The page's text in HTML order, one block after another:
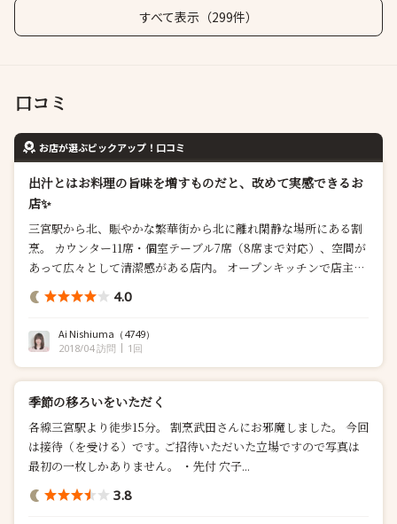
すべて表示（299件）
口コミ
お店が選ぶピックアップ！口コミ
出汁とはお料理の旨味を増すものだと、改めて実感できるお
店✨
三宮駅から北、賑やかな繁華街から北に離れ閑静な場所にある割
烹。 カウンター11席・個室テーブル7席（8席まで対応）、空間が
あって広々として清潔感がある店内。 オープンキッチンで店主さ
んが腕をふるい、お母様が丁寧に接客して下さいます。 《スペシ
ャルコース風香￥13000》 ❋先付け 春の白和え 優しいのに味わい
4.0
Ai Nishiuma （4749）
2018/04 訪問
1回
季節の移ろいをいただく
各線三宮駅より徒歩15分。 割烹武田さんにお邪魔しました。 今回
は接待（を受ける）です｡ ご招待いただいた立場ですので写真は
最初の一枚しかありません。 ・先付 穴子...
3.8